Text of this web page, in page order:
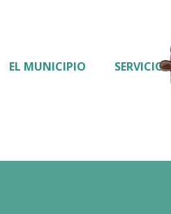
EL MUNICIPIO SERVICIOS